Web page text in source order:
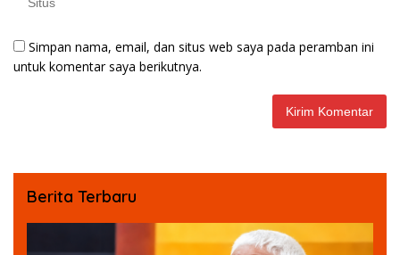
Simpan nama, email, dan situs web saya pada peramban ini
untuk komentar saya berikutnya.
Berita Terbaru